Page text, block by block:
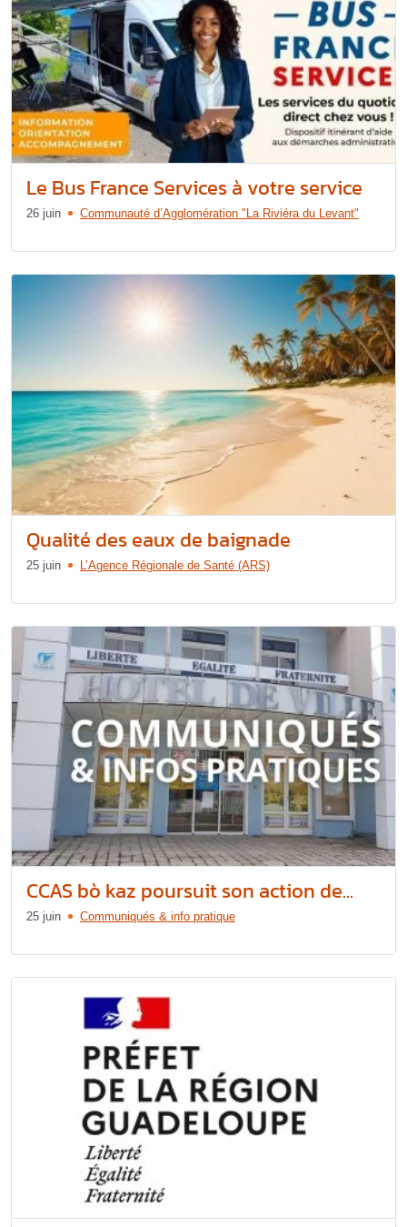
Le Bus France Services à votre service
26 juin Communauté d’Agglomération "La Riviéra du Levant"
Qualité des eaux de baignade
25 juin L’Agence Régionale de Santé (ARS)
CCAS bò kaz poursuit son action de...
25 juin Communiqués & info pratique